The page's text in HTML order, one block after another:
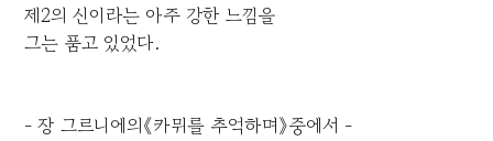
제2의 신이라는 아주 강한 느낌을
그는 품고 있었다.
- 장 그르니에의《카뮈를 추억하며》중에서 -